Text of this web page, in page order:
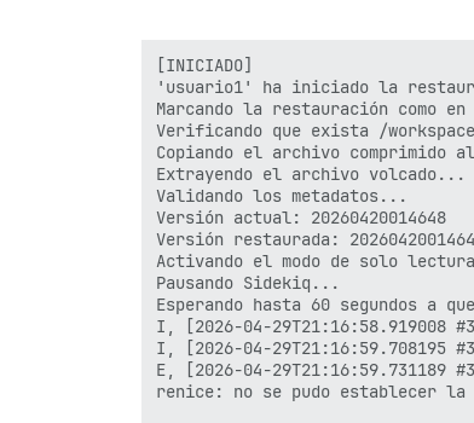
[INICIADO]
'usuario1' ha iniciado la
Marcando la restauración como
Verificando que exista /
Copiando el archivo
Extrayendo el archivo volcado...
Validando los metadatos...
Versión actual: 20260420014648
Versión restaurada:
Activando el modo de solo
Pausando Sidekiq...
Esperando hasta 60 segundos a
I, [2026-04-29T21:16:58.919008
I, [2026-04-29T21:16:59.708195
E, [2026-04-
renice: no se pudo establecer la